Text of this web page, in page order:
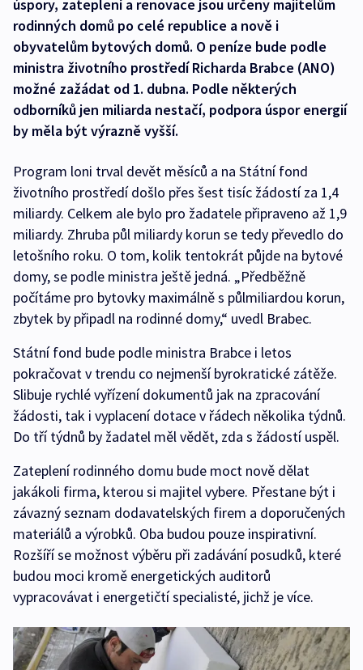
úspory, zateplení a renovace jsou určeny majitelům
rodinných domů po celé republice a nově i
obyvatelům bytových domů. O peníze bude podle
ministra životního prostředí Richarda Brabce (ANO)
možné zažádat od 1. dubna. Podle některých
odborníků jen miliarda nestačí, podpora úspor energií
by měla být výrazně vyšší.
Program loni trval devět měsíců a na Státní fond
životního prostředí došlo přes šest tisíc žádostí za 1,4
miliardy. Celkem ale bylo pro žadatele připraveno až 1,9
miliardy. Zhruba půl miliardy korun se tedy převedlo do
letošního roku. O tom, kolik tentokrát půjde na bytové
domy, se podle ministra ještě jedná. „Předběžně
počítáme pro bytovky maximálně s půlmiliardou korun,
zbytek by připadl na rodinné domy,“ uvedl Brabec.
Státní fond bude podle ministra Brabce i letos
pokračovat v trendu co nejmenší byrokratické zátěže.
Slibuje rychlé vyřízení dokumentů jak na zpracování
žádosti, tak i vyplacení dotace v řádech několika týdnů.
Do tří týdnů by žadatel měl vědět, zda s žádostí uspěl.
Zateplení rodinného domu bude moct nově dělat
jakákoli firma, kterou si majitel vybere. Přestane být i
závazný seznam dodavatelských firem a doporučených
materiálů a výrobků. Oba budou pouze inspirativní.
Rozšíří se možnost výběru při zadávání posudků, které
budou moci kromě energetických auditorů
vypracovávat i energetičtí specialisté, jichž je více.